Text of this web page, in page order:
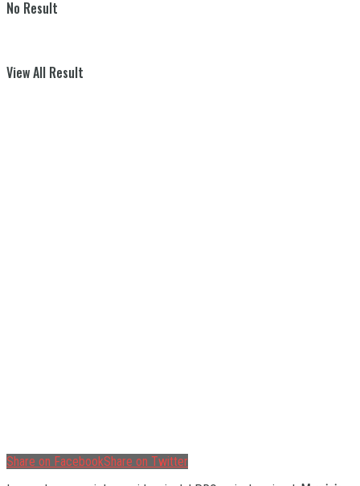
No Result
View All Result
Share on FacebookShare on Twitter